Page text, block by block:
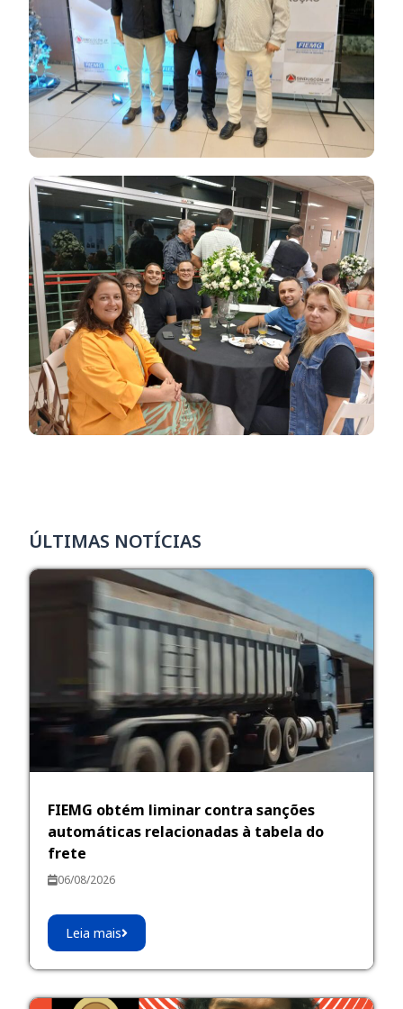
ÚLTIMAS NOTÍCIAS
FIEMG obtém liminar contra sanções
automáticas relacionadas à tabela do
frete
06/08/2026
Leia mais